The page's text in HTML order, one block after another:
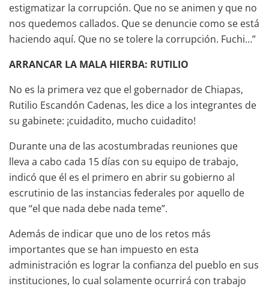
estigmatizar la corrupción. Que no se animen y que no
nos quedemos callados. Que se denuncie como se está
haciendo aquí. Que no se tolere la corrupción. Fuchi…”
ARRANCAR LA MALA HIERBA: RUTILIO
No es la primera vez que el gobernador de Chiapas,
Rutilio Escandón Cadenas, les dice a los integrantes de
su gabinete: ¡cuidadito, mucho cuidadito!
Durante una de las acostumbradas reuniones que
lleva a cabo cada 15 días con su equipo de trabajo,
indicó que él es el primero en abrir su gobierno al
escrutinio de las instancias federales por aquello de
que “el que nada debe nada teme”.
Además de indicar que uno de los retos más
importantes que se han impuesto en esta
administración es lograr la confianza del pueblo en sus
instituciones, lo cual solamente ocurrirá con trabajo